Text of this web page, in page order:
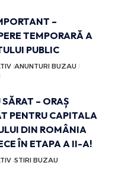
–
TEMPORARĂ A
PUBLIC
ANUNTURI BUZAU
– ORAȘ
PENTRU CAPITALA
DIN ROMÂNIA
ÎN ETAPA A II-A!
STIRI BUZAU